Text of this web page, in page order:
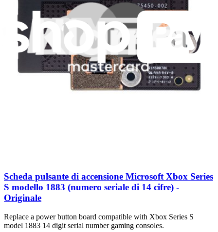
Piedini Microsoft Xbox Series S modello 1883
(numero seriale di 14 cifre) - Originale
Replace a set of four white feet on the bottom of an Xbox Series S
model 1883 14 digit serial number gaming console.
Ricambio originale MicrosoftGaranzia a vita
9,95 €
Scheda pulsante di accensione Microsoft Xbox Series
S modello 1883 (numero seriale di 14 cifre) -
Originale
Replace a power button board compatible with Xbox Series S
model 1883 14 digit serial number gaming consoles.